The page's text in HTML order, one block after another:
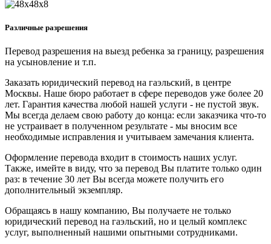
Различные разрешения
Перевод разрешения на выезд ребенка за границу, разрешения
на усыновление и т.п.
Заказать юридический перевод на гаэльский, в центре
Москвы. Наше бюро работает в сфере переводов уже более 20
лет. Гарантия качества любой нашей услуги - не пустой звук.
Мы всегда делаем свою работу до конца: если заказчика что-то
не устраивает в полученном результате - мы вносим все
необходимые исправления и учитываем замечания клиента.
Оформление перевода входит в стоимость наших услуг.
Также, имейте в виду, что за перевод Вы платите только один
раз: в течение 30 лет Вы всегда можете получить его
дополнительный экземпляр.
Обращаясь в нашу компанию, Вы получаете не только
юридический перевод на гаэльский, но и целый комплекс
услуг, выполненный нашими опытными сотрудниками.